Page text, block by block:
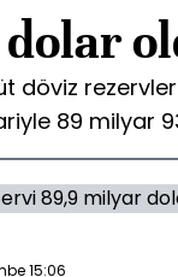
döviz
89 milyar
15:06